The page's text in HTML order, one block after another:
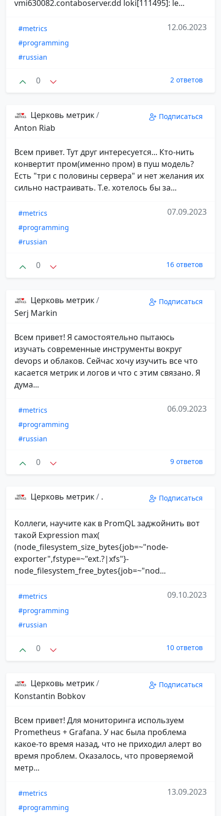
vmi630082.contaboserver.dd loki[111495]: le...
#metrics
#programming
#russian
12.06.2023
0 2 ответов
Церковь метрик/
Anton Riab
Подписаться
Всем привет. Тут друг интересуется... Кто-нить
конвертит пром(именно пром) в пуш модель?
Есть "три с половины сервера" и нет желания их
сильно настраивать. Т.е. хотелось бы за...
#metrics
#programming
#russian
07.09.2023
0 16 ответов
Церковь метрик/
Serj Markin
Подписаться
Всем привет! Я самостоятельно пытаюсь
изучать современные инструменты вокруг
devops и облаков. Сейчас хочу изучить все что
касается метрик и логов и что с этим связано. Я
дума...
#metrics
#programming
#russian
06.09.2023
0 9 ответов
Церковь метрик/ . Подписаться
Коллеги, научите как в PromQL заджойнить вот
такой Expression max(
(node_filesystem_size_bytes{job=~"node-
exporter",fstype=~"ext.?|xfs"}-
node_filesystem_free_bytes{job=~"nod...
#metrics
#programming
#russian
09.10.2023
0 10 ответов
Церковь метрик/
Konstantin Bobkov
Подписаться
Всем привет! Для мониторинга используем
Prometheus + Grafana. У нас была проблема
какое-то время назад, что не приходил алерт во
время проблем. Оказалось, что проверяемой
метр...
#metrics
#programming
13.09.2023